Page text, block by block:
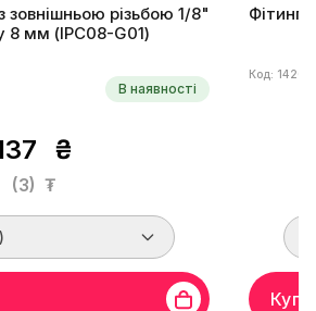
зовнішньою різьбою 1/8"
8 мм (IPC08-G01)
В наявності
₴
(3) ₮
Фітинг
Код: 1420